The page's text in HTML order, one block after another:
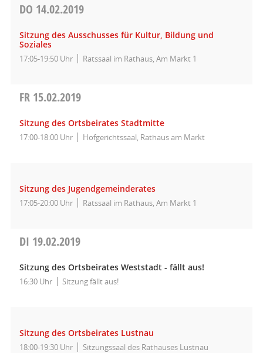
DO 14.02.2019
Sitzung des Ausschusses für Kultur, Bildung und
Soziales
17:05-19:50 Uhr Ratssaal im Rathaus, Am Markt 1
FR 15.02.2019
Sitzung des Ortsbeirates Stadtmitte
17:00-18:00 Uhr Hofgerichtssaal, Rathaus am Markt
Sitzung des Jugendgemeinderates
17:05-20:00 Uhr Ratssaal im Rathaus, Am Markt 1
DI 19.02.2019
Sitzung des Ortsbeirates Weststadt - fällt aus!
16:30 Uhr Sitzung fällt aus!
Sitzung des Ortsbeirates Lustnau
18:00-19:30 Uhr Sitzungssaal des Rathauses Lustnau